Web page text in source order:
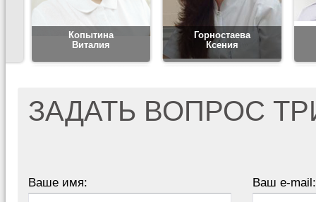
Копытина
Виталия
Горностаева
Ксения
ЗАДАТЬ ВОПРОС
Ваше имя: Ваш e-mail: